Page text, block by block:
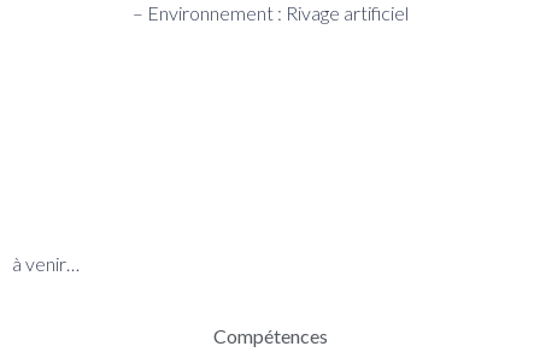
– Environnement : Rivage artificiel
Compétences
à venir…